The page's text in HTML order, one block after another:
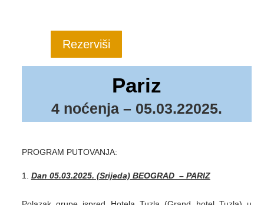
Rezerviši
Pariz
4 noćenja – 05.03.22025.
PROGRAM PUTOVANJA:
Dan 05.03.2025. (Srijeda) BEOGRAD – PARIZ